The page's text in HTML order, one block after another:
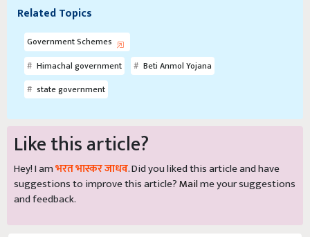
Related Topics
Government Schemes
Himachal government
Beti Anmol Yojana
state government
Like this article?
Hey! I amभरत भास्कर जाधव. Did you liked this article and have
suggestions to improve this article?Mailme your suggestions
and feedback.